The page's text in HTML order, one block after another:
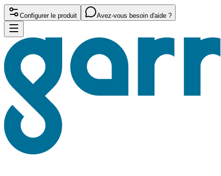
Configurer le produit Avez-vous besoin d'aide ?